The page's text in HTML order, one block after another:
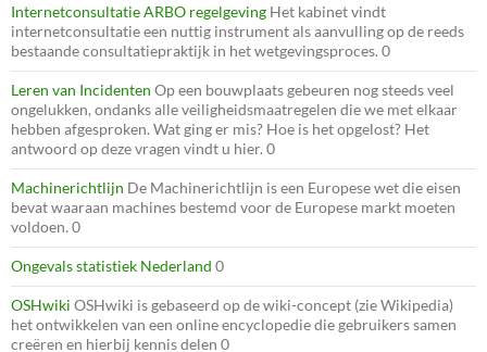
Internetconsultatie ARBO regelgeving Het kabinet vindt
internetconsultatie een nuttig instrument als aanvulling op de reeds
bestaande consultatiepraktijk in het wetgevingsproces. 0
Leren van Incidenten Op een bouwplaats gebeuren nog steeds veel
ongelukken, ondanks alle veiligheidsmaatregelen die we met elkaar
hebben afgesproken. Wat ging er mis? Hoe is het opgelost? Het
antwoord op deze vragen vindt u hier. 0
Machinerichtlijn De Machinerichtlijn is een Europese wet die eisen
bevat waaraan machines bestemd voor de Europese markt moeten
voldoen. 0
Ongevals statistiek Nederland 0
OSHwiki OSHwiki is gebaseerd op de wiki-concept (zie Wikipedia)
het ontwikkelen van een online encyclopedie die gebruikers samen
creëren en hierbij kennis delen 0